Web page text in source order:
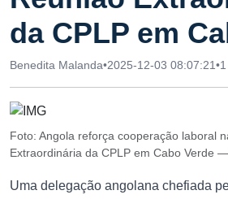
da CPLP em
Benedita Malanda•2025-12-03 08:07:21•
Foto: Angola reforça cooperação laboral
Extraordinária da CPLP em Cabo Verde
Uma delegação angolana chefiada